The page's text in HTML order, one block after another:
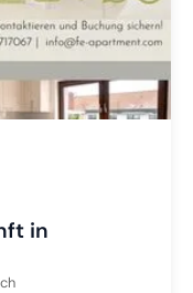
1 wechseln
2 wechseln
3 wechseln
4 wechseln
5 wechseln
wechseln
in